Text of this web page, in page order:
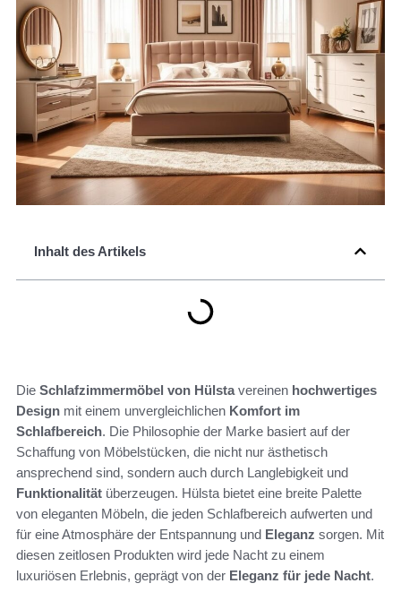
Inhalt des Artikels
Die Schlafzimmermöbel von Hülstavereinen hochwertiges
Design mit einem unvergleichlichen Komfort im
Schlafbereich. Die Philosophie der Marke basiert auf der
Schaffung von Möbelstücken, die nicht nur ästhetisch
ansprechend sind, sondern auch durch Langlebigkeit und
Funktionalität überzeugen. Hülsta bietet eine breite Palette
von eleganten Möbeln, die jeden Schlafbereich aufwerten und
für eine Atmosphäre der Entspannung und Eleganz sorgen. Mit
diesen zeitlosen Produkten wird jede Nacht zu einem
luxuriösen Erlebnis, geprägt von der Eleganz für jede Nacht.